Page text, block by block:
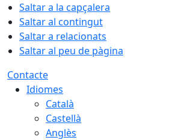
Saltar a la capçalera
Saltar al contingut
Saltar a relacionats
Saltar al peu de pàgina
Contacte
Idiomes
Català
Castellà
Anglès